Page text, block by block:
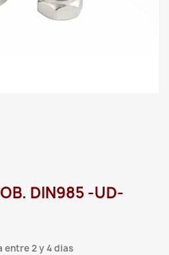
DIN985 -UD-
entre 2 y 4 dias